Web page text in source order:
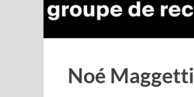
Noé Maggetti